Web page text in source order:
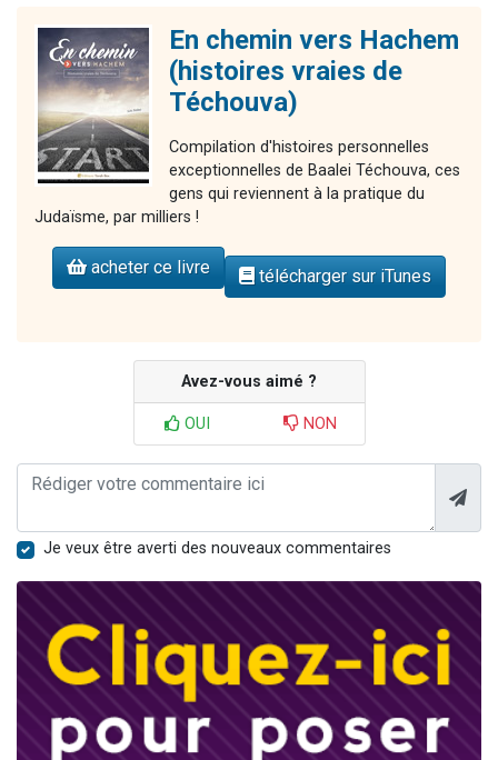
En chemin vers Hachem
(histoires vraies de
Téchouva)
Compilation d'histoires personnelles
exceptionnelles de Baalei Téchouva, ces
gens qui reviennent à la pratique du
Judaïsme, par milliers !
acheter ce livre télécharger sur iTunes
Avez-vous aimé ?
OUI NON
Je veux être averti des nouveaux commentaires